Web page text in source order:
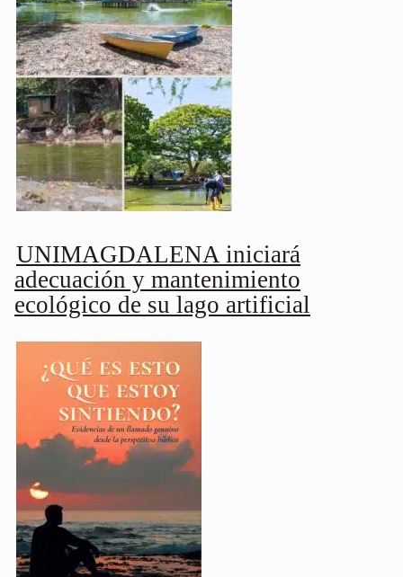
UNIMAGDALENA iniciará
adecuación y mantenimiento
ecológico de su lago artificial